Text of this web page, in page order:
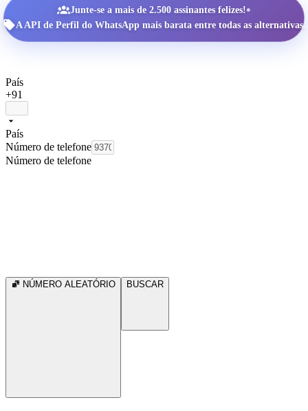
Junte-se a mais de 2.500 assinantes felizes!•
A API de Perfil do WhatsApp mais barata entre todas as alternativas.
País
+91
País
Número de telefone
Número de telefone
NÚMERO ALEATÓRIO BUSCAR